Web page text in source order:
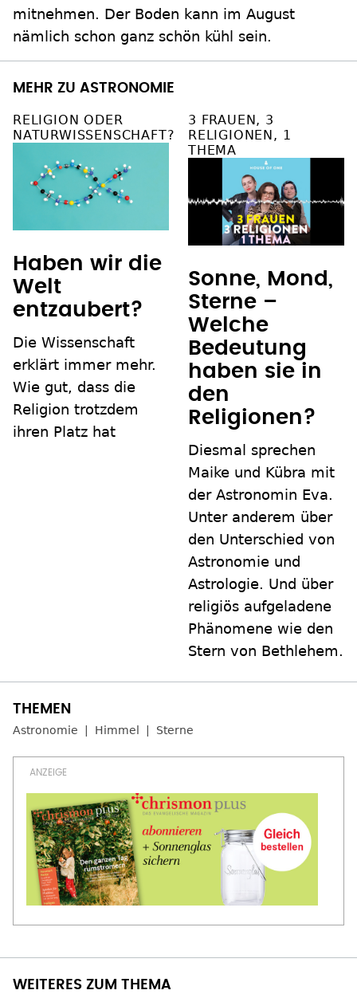
mitnehmen. Der Boden kann im August
nämlich schon ganz schön kühl sein.
MEHR ZU ASTRONOMIE
RELIGION ODER
NATURWISSENSCHAFT?
Haben wir die
Welt
entzaubert?
Die Wissenschaft
erklärt immer mehr.
Wie gut, dass die
Religion trotzdem
ihren Platz hat
3 FRAUEN, 3
RELIGIONEN, 1
THEMA
Sonne, Mond,
Sterne –
Welche
Bedeutung
haben sie in
den
Religionen?
Diesmal sprechen
Maike und Kübra mit
der Astronomin Eva.
Unter anderem über
den Unterschied von
Astronomie und
Astrologie. Und über
religiös aufgeladene
Phänomene wie den
Stern von Bethlehem.
Astronomie Himmel Sterne
WEITERES ZUM THEMA